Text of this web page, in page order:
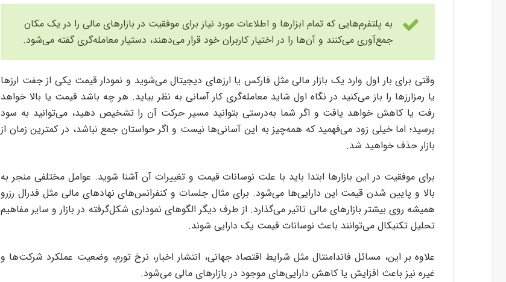
از
به پلتفرم‌هایی که تمام ابزارها و اطلاعات مورد نیاز برای موفقیت در بازارهای مالی را در یک مکان
جمع‌آوری می‌کنند و آن‌ها را در اختیار کاربران خود قرار می‌دهند، دستیار معامله‌گری گفته می‌شود.
وقتی برای بار اول وارد یک بازار مالی مثل فارکس یا ارزهای دیجیتال می‌شوید و نمودار قیمت یکی از جفت ارزها
یا رمزارزها را باز می‌کنید در نگاه اول شاید معامله‌گری کار آسانی به نظر بیاید. هر چه باشد قیمت یا بالا خواهد
رفت یا کاهش خواهد یافت و اگر شما به‌درستی بتوانید مسیر حرکت آن را تشخیص دهید، می‌توانید به سود
برسید؛ اما خیلی زود می‌فهمید که همه‌چیز به این آسانی‌ها نیست و اگر حواستان جمع نباشد، در کمترین زمان از
بازار حذف خواهید شد.
برای موفقیت در این بازارها ابتدا باید با علت نوسانات قیمت و تغییرات آن آشنا شوید. عوامل مختلفی منجر به
بالا و پایین شدن قیمت این دارایی‌ها می‌شود. برای مثال جلسات و کنفرانس‌های نهادهای مالی مثل فدرال رزرو
همیشه روی بیشتر بازارهای مالی تاثیر می‌گذارد. از طرف دیگر الگوهای نموداری شکل‌گرفته در بازار و سایر مفاهیم
تحلیل تکنیکال می‌توانند باعث نوسانات قیمت یک دارایی شوند.
علاوه بر این، مسائل فاندامنتال مثل شرایط اقتصاد جهانی، انتشار اخبار، نرخ تورم، وضعیت عملکرد شرکت‌ها و
غیره نیز باعث افزایش یا کاهش دارایی‌های موجود در بازارهای مالی می‌شود.